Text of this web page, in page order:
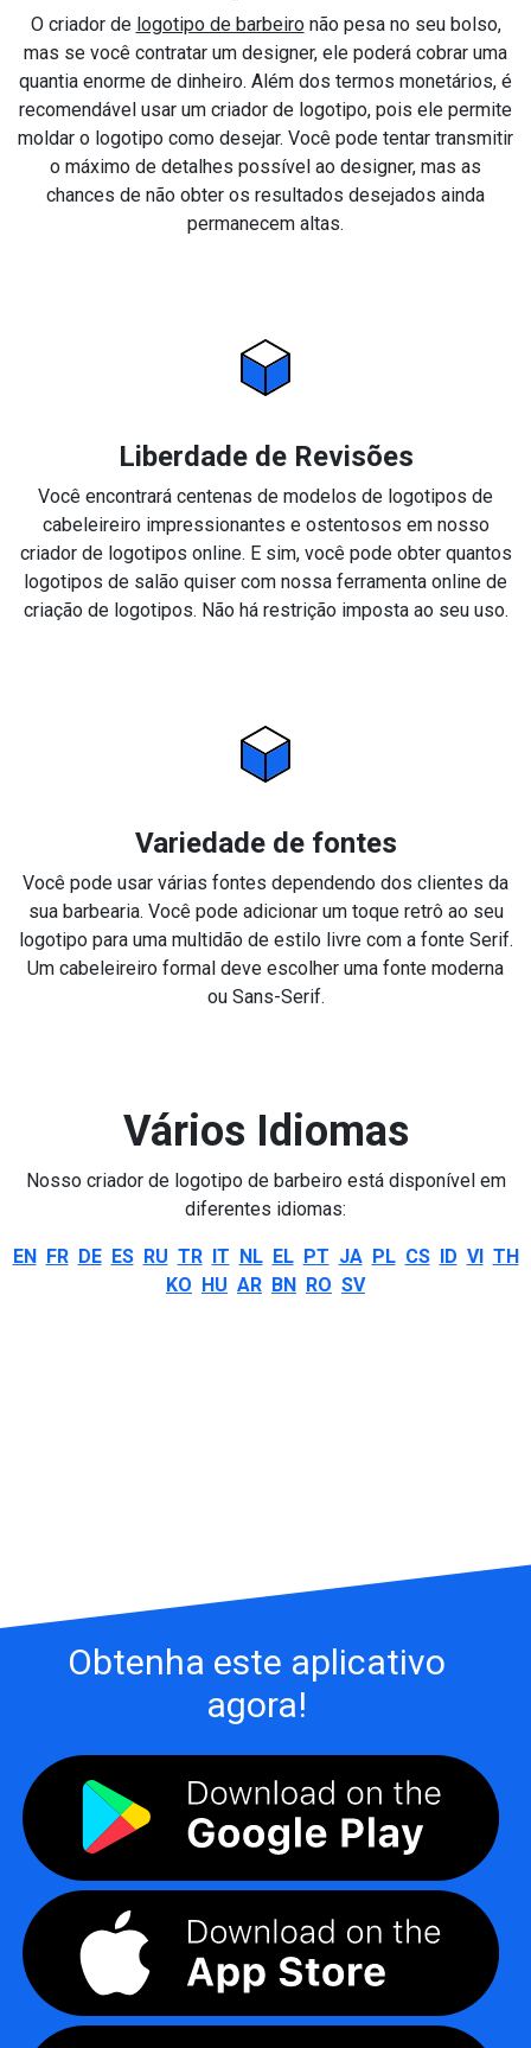
O criador de logotipo de barbeironão pesa no seu bolso,
mas se você contratar um designer, ele poderá cobrar uma
quantia enorme de dinheiro. Além dos termos monetários, é
recomendável usar um criador de logotipo, pois ele permite
moldar o logotipo como desejar. Você pode tentar transmitir
o máximo de detalhes possível ao designer, mas as
chances de não obter os resultados desejados ainda
permanecem altas.
Liberdade de Revisões
Você encontrará centenas de modelos de logotipos de
cabeleireiro impressionantes e ostentosos em nosso
criador de logotipos online. E sim, você pode obter quantos
logotipos de salão quiser com nossa ferramenta online de
criação de logotipos. Não há restrição imposta ao seu uso.
Variedade de fontes
Você pode usar várias fontes dependendo dos clientes da
sua barbearia. Você pode adicionar um toque retrô ao seu
logotipo para uma multidão de estilo livre com a fonte Serif.
Um cabeleireiro formal deve escolher uma fonte moderna
ou Sans-Serif.
Vários Idiomas
Nosso criador de logotipo de barbeiro está disponível em
diferentes idiomas:
EN FR DE ES RU TR IT NL EL PT JA PL CS ID VI TH
KO HU AR BN RO SV
Obtenha este aplicativo
agora!